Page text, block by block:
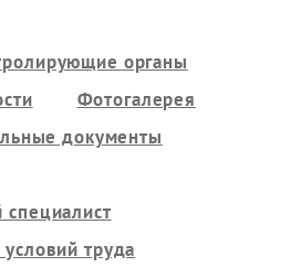
органы
Фотогалерея
документы
труда